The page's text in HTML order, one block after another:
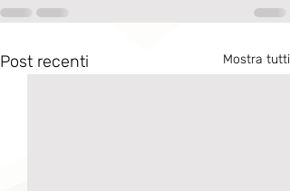
Post recenti Mostra tutti